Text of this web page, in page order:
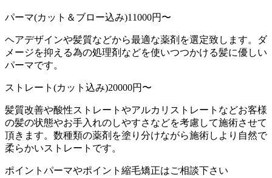
パーマ(カット＆ブロー込み)11000円〜
ヘアデザインや髪質などから最適な薬剤を選定致します。ダ
メージを抑える為の処理剤などを使いつつかける髪に優しい
パーマです。
ストレート(カット込み)20000円〜
髪質改善や酸性ストレートやアルカリストレートなどお客様
の髪の状態やお手入れのしやすさなどを考慮して施術させて
頂きます。数種類の薬剤を塗り分けながら施術しより自然で
柔らかいストレートです。
ポイントパーマやポイント縮毛矯正はご相談下さい